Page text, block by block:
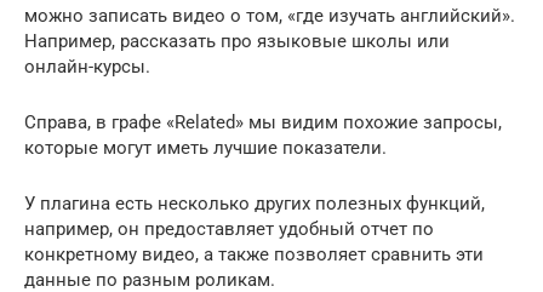
можно записать видео о том, «где изучать английский».
Например, рассказать про языковые школы или
онлайн-курсы.
Справа, в графе «Related» мы видим похожие запросы,
которые могут иметь лучшие показатели.
У плагина есть несколько других полезных функций,
например, он предоставляет удобный отчет по
конкретному видео, а также позволяет сравнить эти
данные по разным роликам.